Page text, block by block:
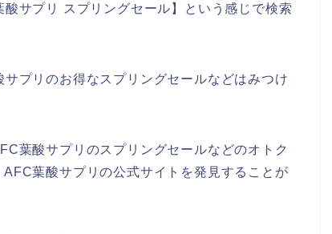
サプリ スプリングセール】という感じで検索
プリのお得なスプリングセールなどはみつけ
葉酸サプリのスプリングセールなどのオトク
葉酸サプリの公式サイトを発見することが